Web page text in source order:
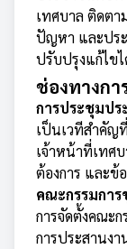
เทศบาล ติดตา
ปัญหา และประ
ปรับปรุงแก้ไข
ช่องทางกา
การประชุมปร
เป็นเวทีสำคัญ
เจ้าหน้าที่เทศ
ต้องการ และข้
คณะกรรมกา
การจัดตั้งคณะ
การประสานง